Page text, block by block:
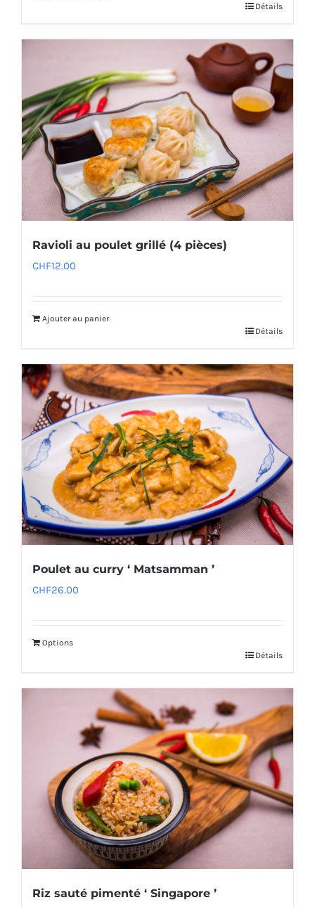
Détails
Ravioli au poulet grillé (4 pièces)
CHF12.00
Ajouter au panier
Détails
Poulet au curry ‘ Matsamman ’
CHF26.00
Options
Détails
Riz sauté pimenté ‘ Singapore ’